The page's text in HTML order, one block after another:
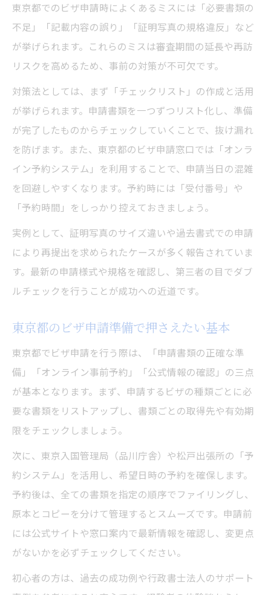
東京都でのビザ申請時によくあるミスには「必要書類の
不足」「記載内容の誤り」「証明写真の規格違反」など
が挙げられます。これらのミスは審査期間の延長や再訪
リスクを高めるため、事前の対策が不可欠です。
対策法としては、まず「チェックリスト」の作成と活用
が挙げられます。申請書類を一つずつリスト化し、準備
が完了したものからチェックしていくことで、抜け漏れ
を防げます。また、東京都のビザ申請窓口では「オンラ
イン予約システム」を利用することで、申請当日の混雑
を回避しやすくなります。予約時には「受付番号」や
「予約時間」をしっかり控えておきましょう。
実例として、証明写真のサイズ違いや過去書式での申請
により再提出を求められたケースが多く報告されていま
す。最新の申請様式や規格を確認し、第三者の目でダブ
ルチェックを行うことが成功への近道です。
東京都のビザ申請準備で押さえたい基本
東京都でビザ申請を行う際は、「申請書類の正確な準
備」「オンライン事前予約」「公式情報の確認」の三点
が基本となります。まず、申請するビザの種類ごとに必
要な書類をリストアップし、書類ごとの取得先や有効期
限をチェックしましょう。
次に、東京入国管理局（品川庁舎）や松戸出張所の「予
約システム」を活用し、希望日時の予約を確保します。
予約後は、全ての書類を指定の順序でファイリングし、
原本とコピーを分けて管理するとスムーズです。申請前
には公式サイトや窓口案内で最新情報を確認し、変更点
がないかを必ずチェックしてください。
初心者の方は、過去の成功例や行政書士法人のサポート